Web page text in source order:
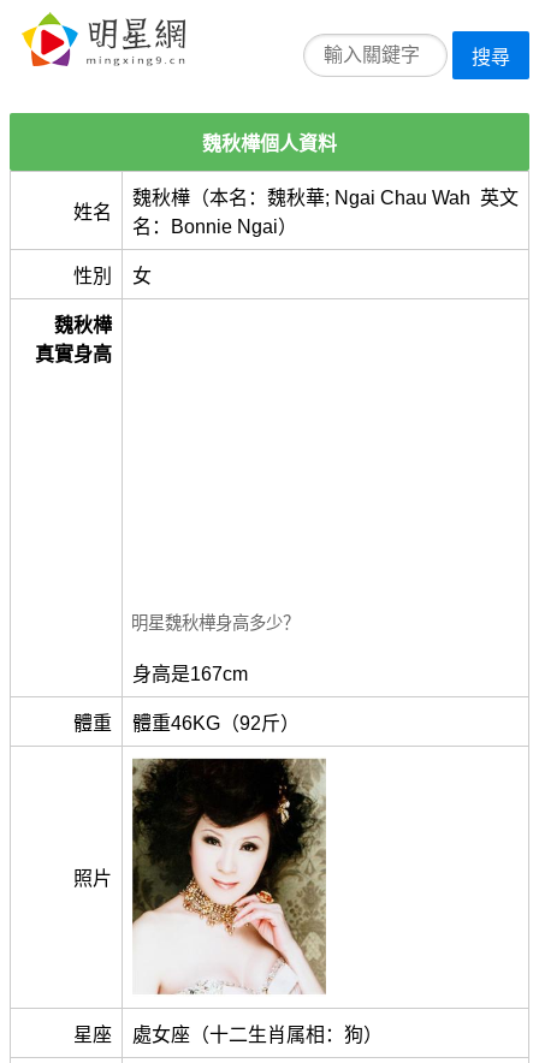
搜尋
魏秋樺個人資料
姓名
魏秋樺（本名：魏秋華; Ngai Chau Wah 英文
名：Bonnie Ngai）
性別 女
魏秋樺
真實身高
明星魏秋樺身高多少？
身高是167cm
體重 體重46KG（92斤）
照片
星座 處女座（十二生肖属相：狗）